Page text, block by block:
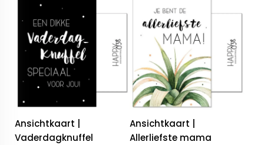
Ansichtkaart |
Vaderdagknuffel
Ansichtkaart |
Allerliefste mama